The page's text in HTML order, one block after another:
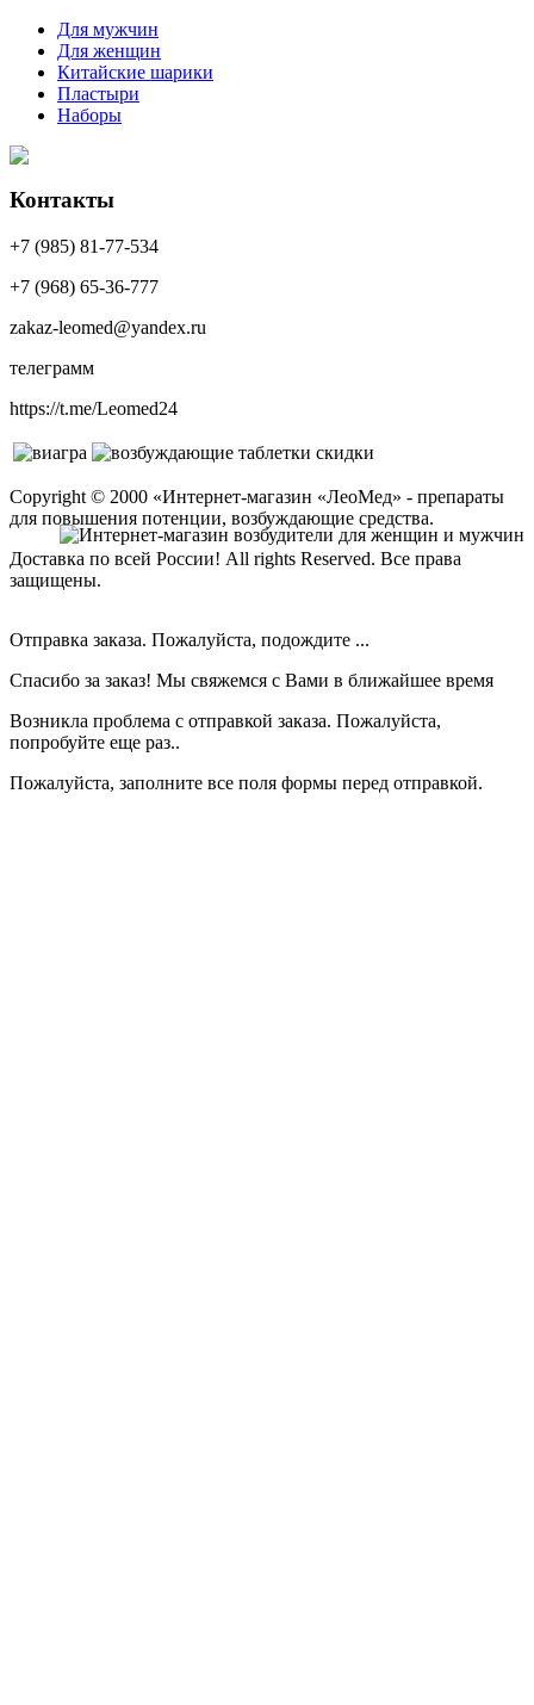
Для мужчин
Для женщин
Китайские шарики
Пластыри
Наборы
Контакты
+7 (985) 81-77-534
+7 (968) 65-36-777
zakaz-leomed@yandex.ru
телеграмм
https://t.me/Leomed24
Copyright © 2000 «Интернет-магазин «ЛеоМед» - препараты
для повышения потенции, возбуждающие средства.
Доставка по всей России! All rights Reserved. Все права
защищены.
Отправка заказа. Пожалуйста, подождите ...
Спасибо за заказ! Мы свяжемся с Вами в ближайшее время
Возникла проблема с отправкой заказа. Пожалуйста,
попробуйте еще раз..
Пожалуйста, заполните все поля формы перед отправкой.